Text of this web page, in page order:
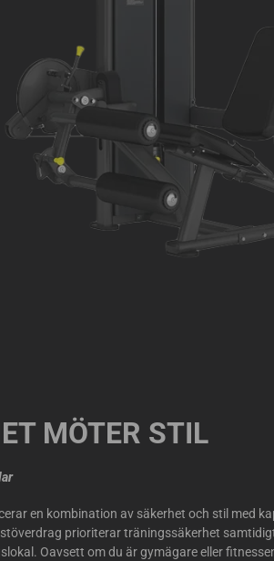
MÖTER STIL
en kombination av säkerhet och stil med
prioriterar träningssäkerhet
Oavsett om du är gymägare eller